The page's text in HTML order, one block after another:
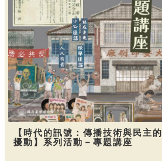
【時代的訊號：傳播技術與民主的
擾動】系列活動－專題講座